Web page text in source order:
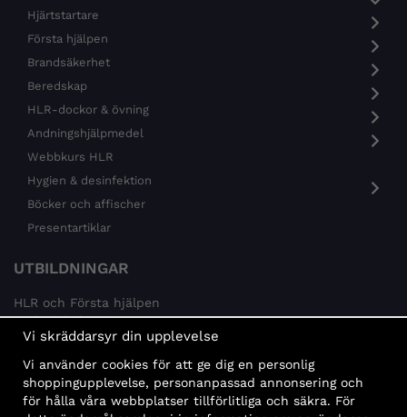
Hjärtstartare
Första hjälpen
Brandsäkerhet
Beredskap
HLR-dockor & övning
Andningshjälpmedel
Webbkurs HLR
Hygien & desinfektion
Böcker och affischer
Presentartiklar
UTBILDNINGAR
HLR och Första hjälpen
Psykisk hälsa
Brandskydd
MÅLGRUPPER
Offentlig sektor och företag
Vi skräddarsyr din upplevelse
Vi använder cookies för att ge dig en personlig
shoppingupplevelse, personanpassad annonsering och
för hålla våra webbplatser tillförlitliga och säkra. För